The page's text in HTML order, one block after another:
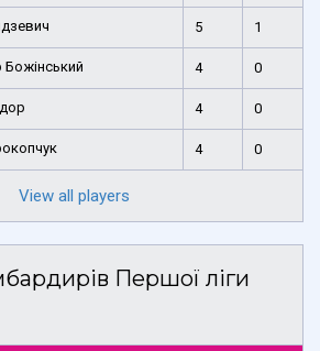
5 1
4 0
4 0
4 0
View all players
Першої ліги